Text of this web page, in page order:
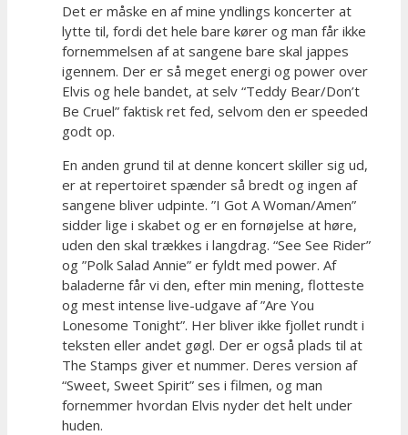
Det er måske en af mine yndlings koncerter at
lytte til, fordi det hele bare kører og man får ikke
fornemmelsen af at sangene bare skal jappes
igennem. Der er så meget energi og power over
Elvis og hele bandet, at selv “Teddy Bear/Don’t
Be Cruel” faktisk ret fed, selvom den er speeded
godt op.
En anden grund til at denne koncert skiller sig ud,
er at repertoiret spænder så bredt og ingen af
sangene bliver udpinte. ”I Got A Woman/Amen”
sidder lige i skabet og er en fornøjelse at høre,
uden den skal trækkes i langdrag. “See See Rider”
og ”Polk Salad Annie” er fyldt med power. Af
baladerne får vi den, efter min mening, flotteste
og mest intense live-udgave af ”Are You
Lonesome Tonight”. Her bliver ikke fjollet rundt i
teksten eller andet gøgl. Der er også plads til at
The Stamps giver et nummer. Deres version af
“Sweet, Sweet Spirit” ses i filmen, og man
fornemmer hvordan Elvis nyder det helt under
huden.